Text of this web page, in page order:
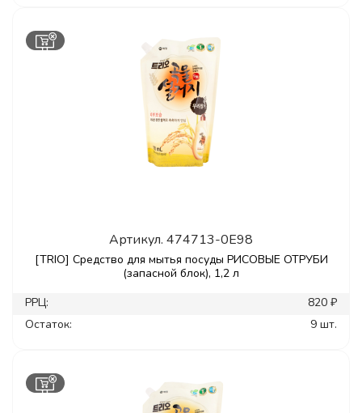
Артикул. 474713-0E98
[TRIO] Средство для мытья посуды РИСОВЫЕ ОТРУБИ
(запасной блок), 1,2 л
РРЦ:
820 ₽
Остаток:
9 шт.